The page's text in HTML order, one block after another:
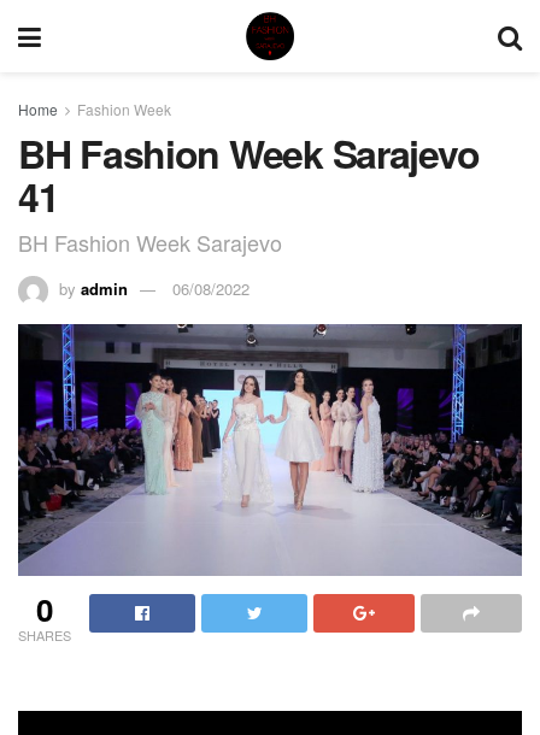
Home Fashion Week
BH Fashion Week Sarajevo
41
BH Fashion Week Sarajevo
by admin 06/08/2022
0
SHARES